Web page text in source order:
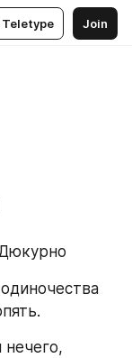
Join
нечего,